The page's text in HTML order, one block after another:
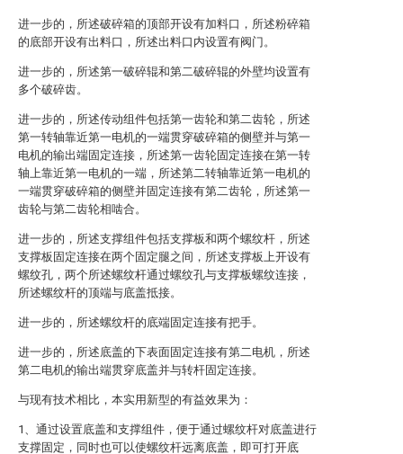
进一步的，所述破碎箱的顶部开设有加料口，所述粉碎箱
的底部开设有出料口，所述出料口内设置有阀门。
进一步的，所述第一破碎辊和第二破碎辊的外壁均设置有
多个破碎齿。
进一步的，所述传动组件包括第一齿轮和第二齿轮，所述
第一转轴靠近第一电机的一端贯穿破碎箱的侧壁并与第一
电机的输出端固定连接，所述第一齿轮固定连接在第一转
轴上靠近第一电机的一端，所述第二转轴靠近第一电机的
一端贯穿破碎箱的侧壁并固定连接有第二齿轮，所述第一
齿轮与第二齿轮相啮合。
进一步的，所述支撑组件包括支撑板和两个螺纹杆，所述
支撑板固定连接在两个固定腿之间，所述支撑板上开设有
螺纹孔，两个所述螺纹杆通过螺纹孔与支撑板螺纹连接，
所述螺纹杆的顶端与底盖抵接。
进一步的，所述螺纹杆的底端固定连接有把手。
进一步的，所述底盖的下表面固定连接有第二电机，所述
第二电机的输出端贯穿底盖并与转杆固定连接。
与现有技术相比，本实用新型的有益效果为：
1、通过设置底盖和支撑组件，便于通过螺纹杆对底盖进行
支撑固定，同时也可以使螺纹杆远离底盖，即可打开底